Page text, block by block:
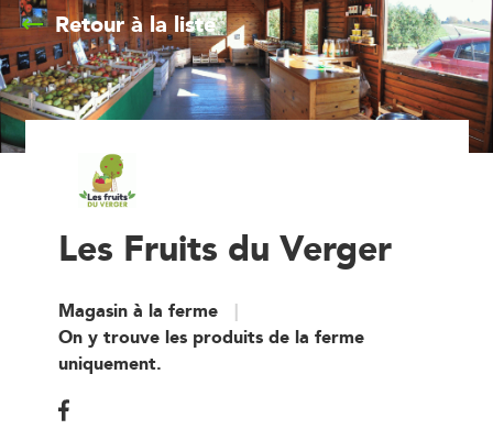
Retour à la liste
Les Fruits du Verger
Magasin à la ferme
On y trouve les produits de la ferme
uniquement.